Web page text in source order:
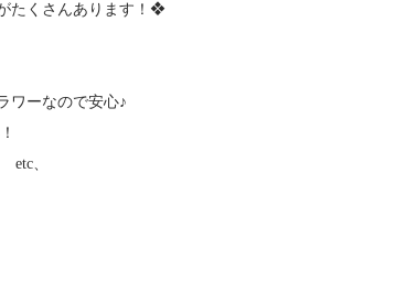
たくさんあります！❖
ーなので安心♪
、